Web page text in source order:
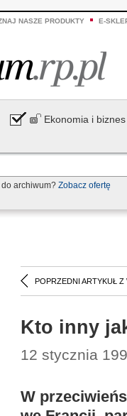
NASZE PRODUKTY E-
Ekonomia i biznes
archiwum? Zobacz ofertę
POPRZEDNI ARTYKUŁ Z
Kto inny
12 stycznia
W